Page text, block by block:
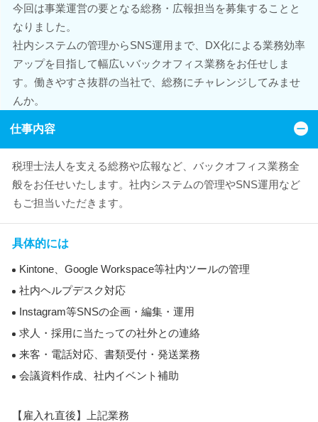
今回は事業運営の要となる総務・広報担当を募集することと
なりました。
社内システムの管理からSNS運用まで、DX化による業務効率
アップを目指して幅広いバックオフィス業務をお任せしま
す。働きやすさ抜群の当社で、総務にチャレンジしてみませ
んか。
仕事内容
税理士法人を支える総務や広報など、バックオフィス業務全
般をお任せいたします。社内システムの管理やSNS運用など
もご担当いただきます。
具体的には
Kintone、Google Workspace等社内ツールの管理
社内ヘルプデスク対応
Instagram等SNSの企画・編集・運用
求人・採用に当たっての社外との連絡
来客・電話対応、書類受付・発送業務
会議資料作成、社内イベント補助
【雇入れ直後】上記業務